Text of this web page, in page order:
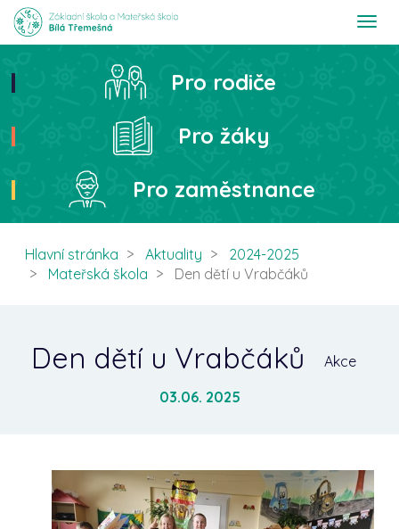
T
t
Hledat
Pro rodiče
Pro žáky
Pro zaměstnance
Hlavní stránka Aktuality
2024-2025
Mateřská škola
Den dětí u Vrabčáků
Den dětí u Vrabčáků
Akce
03.06. 2025